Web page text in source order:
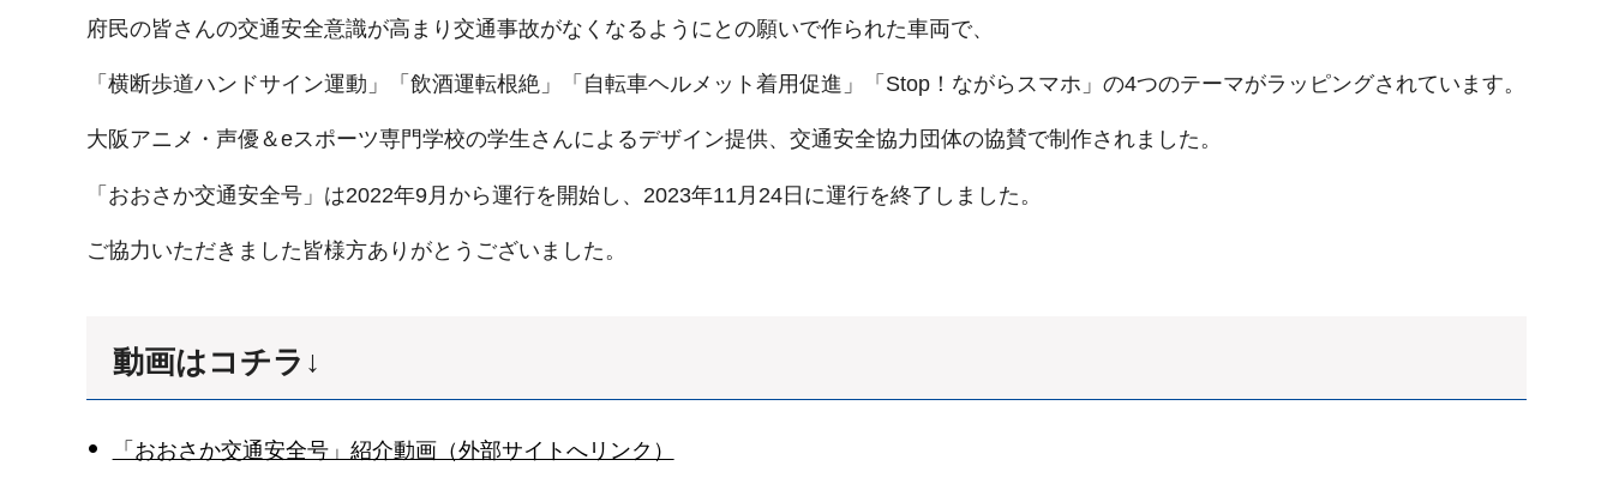
府民の皆さんの交通安全意識が高まり交通事故がなくなるようにとの願いで作られた車両で、
「横断歩道ハンドサイン運動」「飲酒運転根絶」「自転車ヘルメット着用促進」「Stop！ながらスマホ」の4つのテーマがラッピングされています。
大阪アニメ・声優＆eスポーツ専門学校の学生さんによるデザイン提供、交通安全協力団体の協賛で制作されました。
「おおさか交通安全号」は2022年9月から運行を開始し、2023年11月24日に運行を終了しました。
ご協力いただきました皆様方ありがとうございました。
動画はコチラ↓
「おおさか交通安全号」紹介動画（外部サイトへリンク）